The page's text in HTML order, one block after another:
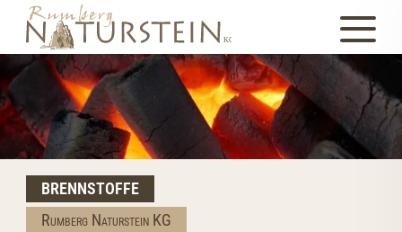
BRENNSTOFFE
Rumberg Naturstein KG